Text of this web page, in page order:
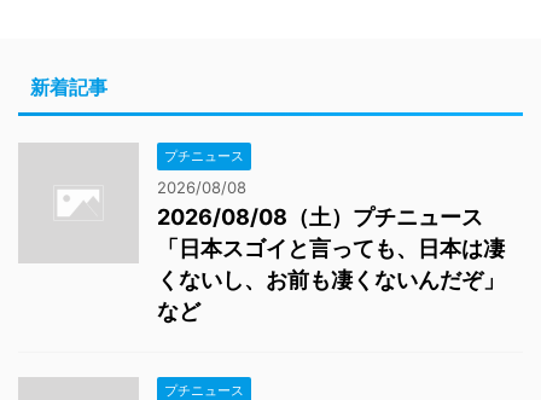
新着記事
プチニュース
2026/08/08
2026/08/08（土）プチニュース
「日本スゴイと言っても、日本は凄
くないし、お前も凄くないんだぞ」
など
プチニュース